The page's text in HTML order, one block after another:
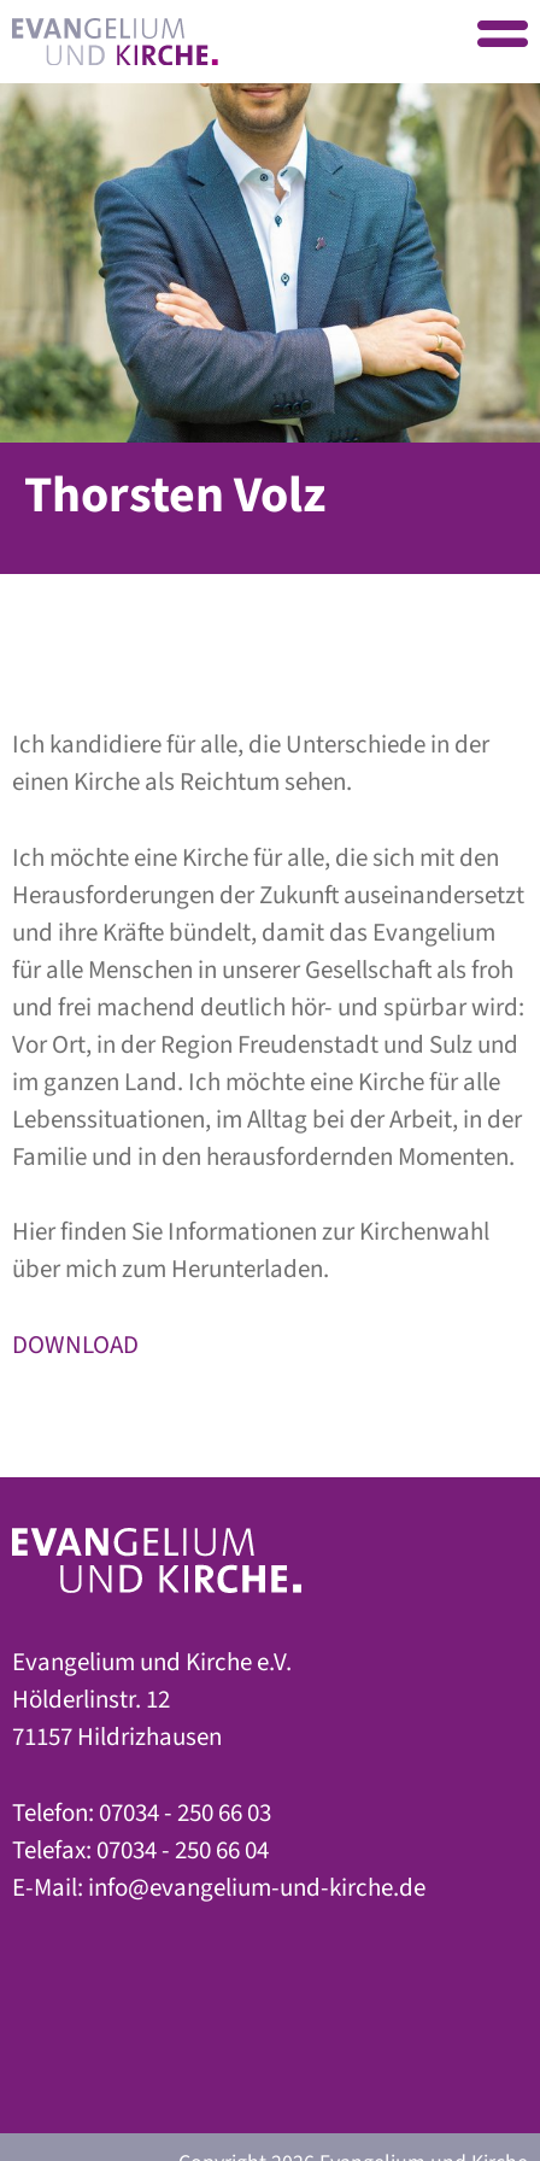
Thorsten Volz
Ich kandidiere für alle, die Unterschiede in der
einen Kirche als Reichtum sehen.
Ich möchte eine Kirche für alle, die sich mit den
Herausforderungen der Zukunft auseinandersetzt
und ihre Kräfte bündelt, damit das Evangelium
für alle Menschen in unserer Gesellschaft als froh
und frei machend deutlich hör- und spürbar wird:
Vor Ort, in der Region Freudenstadt und Sulz und
im ganzen Land. Ich möchte eine Kirche für alle
Lebenssituationen, im Alltag bei der Arbeit, in der
Familie und in den herausfordernden Momenten.
Hier finden Sie Informationen zur Kirchenwahl
über mich zum Herunterladen.
DOWNLOAD
Evangelium und Kirche e.V.
Hölderlinstr. 12
71157 Hildrizhausen
Telefon: 07034 - 250 66 03
Telefax: 07034 - 250 66 04
E-Mail: info@evangelium-und-kirche.de